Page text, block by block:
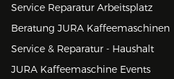
Service Reparatur Arbeitsplatz
Beratung JURA Kaffeemaschinen
Service & Reparatur - Haushalt
JURA Kaffeemaschine Events